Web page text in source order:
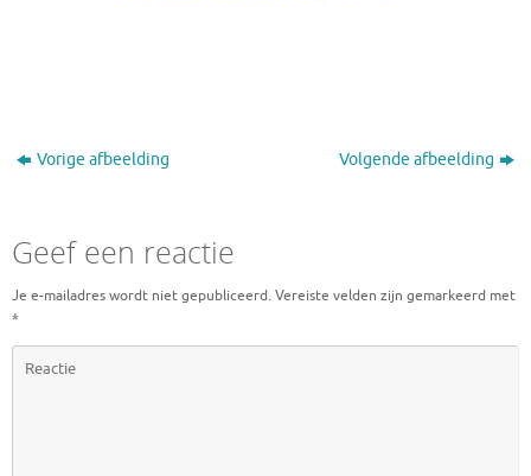
Vorige afbeelding Volgende afbeelding
Geef een reactie
Je e-mailadres wordt niet gepubliceerd. Vereiste velden zijn gemarkeerd met
*